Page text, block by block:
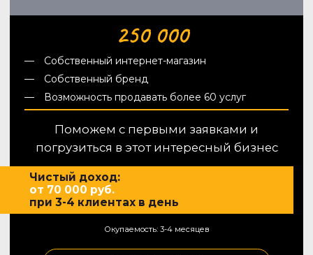
250 000
Собственный интернет-магазин
Собственный бренд
Возможность продавать более 60 услуг
Поможем с первыми заявками и
погрузиться в этот интересный бизнес
Чистый доход:
от 70 000 руб.
при 3-4 клиентах в день
Окупаемость: 3-4 месяцев